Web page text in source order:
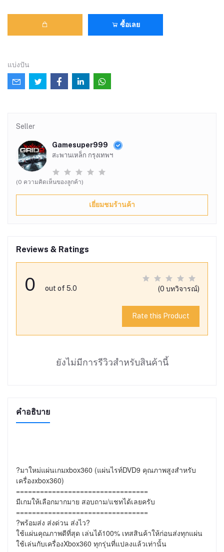
ซื้อเลย
แบ่งปัน
Seller
Gamesuper999
สะพานเหล็ก กรุงเทพฯ
(0 ความคิดเห็นของลูกค้า)
เยี่ยมชมร้านค้า
Reviews & Ratings
0 out of 5.0 (0 บทวิจารณ์)
Rate this Product
ยังไม่มีการรีวิวสำหรับสินค้านี้
คำอธิบาย
?มาใหม่แผ่นเกมxbox360 (แผ่นไรท์DVD9 คุณภาพสูงสำหรับ
เครื่องxbox360)
=================================
มีเกมให้เลือกมากมาย สอบถาม/แชทได้เลยครับ
=================================
?พร้อมส่ง ส่งด่วน ส่งไว?
ใช้แผ่นคุณภาพดีที่สุด เล่นได้100% เทสสินค้าให้ก่อนส่งทุกแผ่น
ใช้เล่นกับเครื่องXbox360 ทุกรุ่นที่แปลงแล้วเท่านั้น